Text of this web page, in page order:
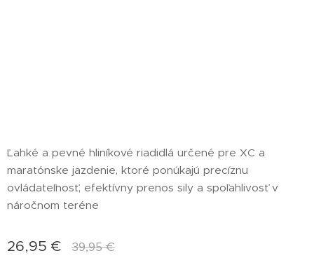
Ľahké a pevné hliníkové riadidlá určené pre XC a
maratónske jazdenie, ktoré ponúkajú precíznu
ovládateľnosť, efektívny prenos sily a spoľahlivosť v
náročnom teréne
26,95 € 39,95€